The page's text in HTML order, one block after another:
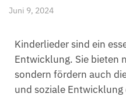
Juni 9, 2024
Kinderlieder sind ein
Entwicklung. Sie bieten
sondern fördern auch
und soziale